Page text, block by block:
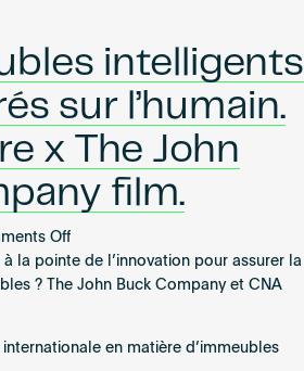
intelligents
sur l’humain.
x The John
film.
Offon
Les
immeubles
centrés
la pointe de l’innovation pour assurer la
? The John Buck Company et CNA
en matière d’immeubles